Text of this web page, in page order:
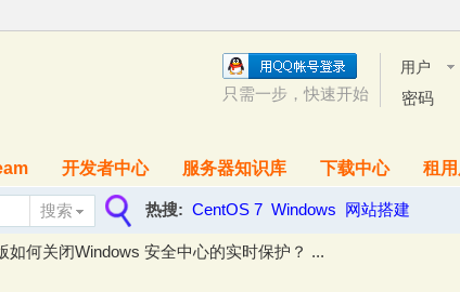
用户
名
密码
只需一步，快速开始
开发者中心 服务器知识库 下载中心 租
搜索
热搜: CentOS 7 Windows 网站搭建
如何关闭Windows 安全中心的实时保护？ ...